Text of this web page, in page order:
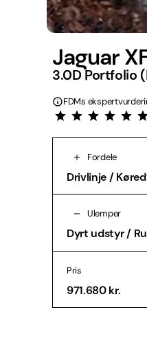
Jaguar
3.0D Portfolio
FDMs
Fordele
Drivlinje /
Ulemper
Dyrt udstyr /
Pris
971.680 kr.